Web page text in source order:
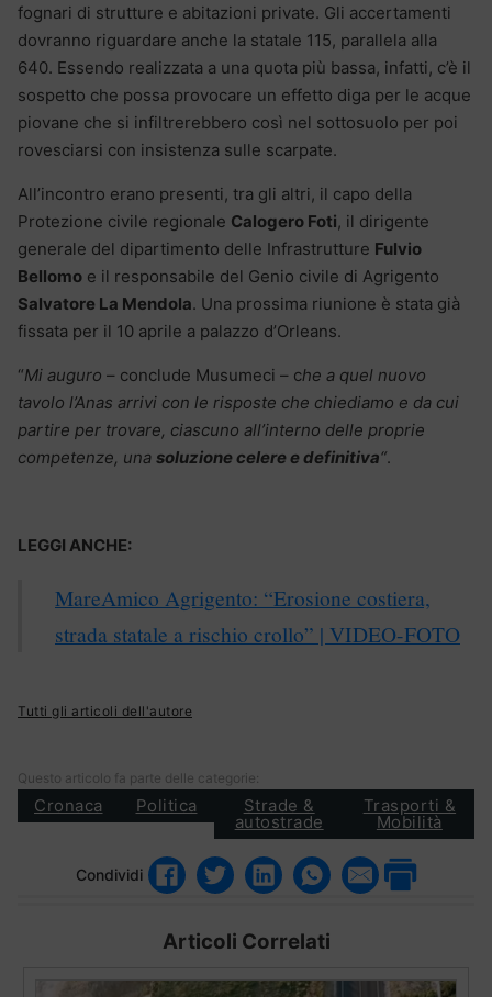
fognari di strutture e abitazioni private. Gli accertamenti
dovranno riguardare anche la statale 115, parallela alla
640. Essendo realizzata a una quota più bassa, infatti, c’è il
sospetto che possa provocare un effetto diga per le acque
piovane che si infiltrerebbero così nel sottosuolo per poi
rovesciarsi con insistenza sulle scarpate.
All’incontro erano presenti, tra gli altri, il capo della
Protezione civile regionale Calogero Foti, il dirigente
generale del dipartimento delle Infrastrutture Fulvio
Bellomo e il responsabile del Genio civile di Agrigento
Salvatore La Mendola. Una prossima riunione è stata già
fissata per il 10 aprile a palazzo d’Orleans.
“Mi auguro – conclude Musumeci – che a quel nuovo
tavolo l’Anas arrivi con le risposte che chiediamo e da cui
partire per trovare, ciascuno all’interno delle proprie
competenze, una soluzione celere e definitiva“.
LEGGI ANCHE:
MareAmico Agrigento: “Erosione costiera,
strada statale a rischio crollo” | VIDEO-FOTO
Tutti gli articoli dell'autore
Questo articolo fa parte delle categorie:
Cronaca Politica Strade &
autostrade
Trasporti &
Mobilità
Condividi
Articoli Correlati